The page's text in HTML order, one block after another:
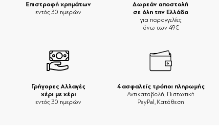
Δωρεάν αποστολή
σε όλη την Ελλάδα
για παραγγελίες
άνω των 49€
Επιστροφή χρημάτων
εντός 30 ημερών
Γρήγορες Αλλαγές
χέρι με χέρι
εντός 30 ημερών
4 ασφαλείς τρόποι πληρωμής
Αντικαταβολή, Πιστωτική
PayPal, Κατάθεση